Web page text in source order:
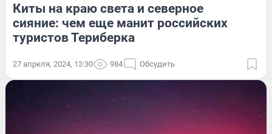
Киты на краю света и северное
сияние: чем еще манит российских
туристов Териберка
27 апреля, 2024, 13:30 984 Обсудить